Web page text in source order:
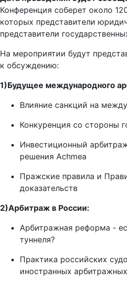
Конференция соберет около
которых представители
представители
На мероприятии будут
к обсуждению:
1)Будущее международного
Влияние санкций на
Конкуренция со стороны
Инвестиционный
решения Achmea
Пражские правила и
доказательств
2)Арбитраж в России:
Арбитражная реформа -
туннеля?
Практика российских
иностранных